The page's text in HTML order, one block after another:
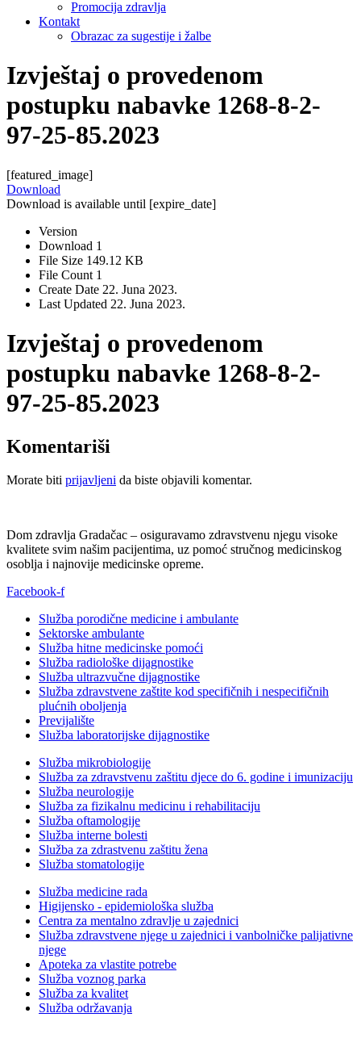
Promocija zdravlja
Kontakt
Obrazac za sugestije i žalbe
Izvještaj o provedenom
postupku nabavke 1268-8-2-
97-25-85.2023
[featured_image]
Download
Download is available until [expire_date]
Version
Download 1
File Size 149.12 KB
File Count 1
Create Date 22. Juna 2023.
Last Updated 22. Juna 2023.
Izvještaj o provedenom
postupku nabavke 1268-8-2-
97-25-85.2023
Komentariši
Morate biti prijavljeni da biste objavili komentar.
Dom zdravlja Gradačac – osiguravamo zdravstvenu njegu visoke
kvalitete svim našim pacijentima, uz pomoć stručnog medicinskog
osoblja i najnovije medicinske opreme.
Facebook-f
Služba porodične medicine i ambulante
Sektorske ambulante
Služba hitne medicinske pomoći
Služba radiološke dijagnostike
Služba ultrazvučne dijagnostike
Služba zdravstvene zaštite kod specifičnih i nespecifičnih
plućnih oboljenja
Previjalište
Služba laboratorijske dijagnostike
Služba mikrobiologije
Služba za zdravstvenu zaštitu djece do 6. godine i imunizaciju
Služba neurologije
Služba za fizikalnu medicinu i rehabilitaciju
Služba oftamologije
Služba interne bolesti
Služba za zdrastvenu zaštitu žena
Služba stomatologije
Služba medicine rada
Higijensko - epidemiološka služba
Centra za mentalno zdravlje u zajednici
Služba zdravstvene njege u zajednici i vanbolničke palijativne
njege
Apoteka za vlastite potrebe
Služba voznog parka
Služba za kvalitet
Služba održavanja